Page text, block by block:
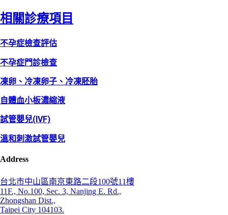
相關診療項目
不孕症檢查評估
不孕症門診檢查
凍卵、冷凍卵子、冷凍胚胎
自體血小板濃縮液
試管嬰兒(IVF)
溫和刺激試管嬰兒
Address
台北市中山區南京東路二段100號11樓
11F., No.100, Sec. 3, Nanjing E. Rd.,
Zhongshan Dist.,
Taipei City 104103.